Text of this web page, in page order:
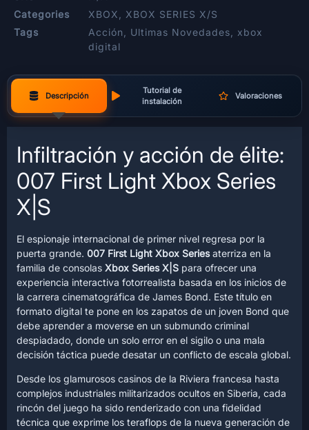
Categories
XBOX
XBOX SERIES X/S
Tags
Acción Ultimas Novedades
xbox
digital
Descripción
Tutorial de
instalación
Valoraciones
Infiltración y acción de élite:
007 First Light Xbox Series
X|S
El espionaje internacional de primer nivel regresa por la
puerta grande. 007 First Light Xbox Seriesaterriza en la
familia de consolas Xbox Series X|S para ofrecer una
experiencia interactiva fotorrealista basada en los inicios de
la carrera cinematográfica de James Bond. Este título en
formato digital te pone en los zapatos de un joven Bond que
debe aprender a moverse en un submundo criminal
despiadado, donde un solo error en el sigilo o una mala
decisión táctica puede desatar un conflicto de escala global.
Desde los glamurosos casinos de la Riviera francesa hasta
complejos industriales militarizados ocultos en Siberia, cada
rincón del juego ha sido renderizado con una fidelidad
técnica que exprime los teraflops de la nueva generación de